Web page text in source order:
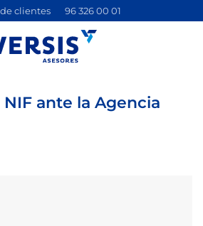
clientes 96 326 00 01
ante la Agencia